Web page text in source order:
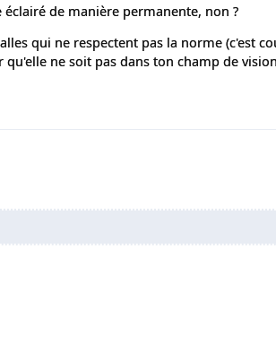
de manière permanente, non ?
qui ne respectent pas la norme (c'est
ne soit pas dans ton champ de